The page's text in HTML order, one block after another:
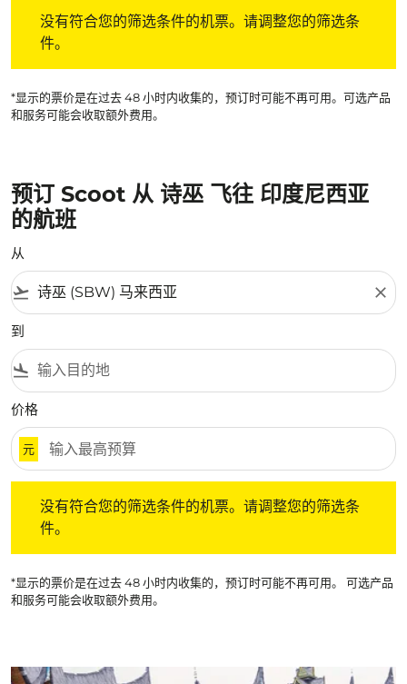
没有符合您的筛选条件的机票。请调整您的筛选条
件。
*显示的票价是在过去 48 小时内收集的，预订时可能不再可用。可选产品
和服务可能会收取额外费用。
预订 Scoot 从 诗巫 飞往 印度尼西亚
的航班
从
flight_takeoff close
到
flight_land
价格
元
没有符合您的筛选条件的机票。请调整您的筛选条
件。
*显示的票价是在过去 48 小时内收集的，预订时可能不再可用。 可选产品
和服务可能会收取额外费用。